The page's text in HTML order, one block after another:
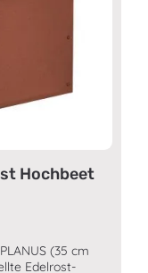
Hochbeet
(35 cm
Edelrost-